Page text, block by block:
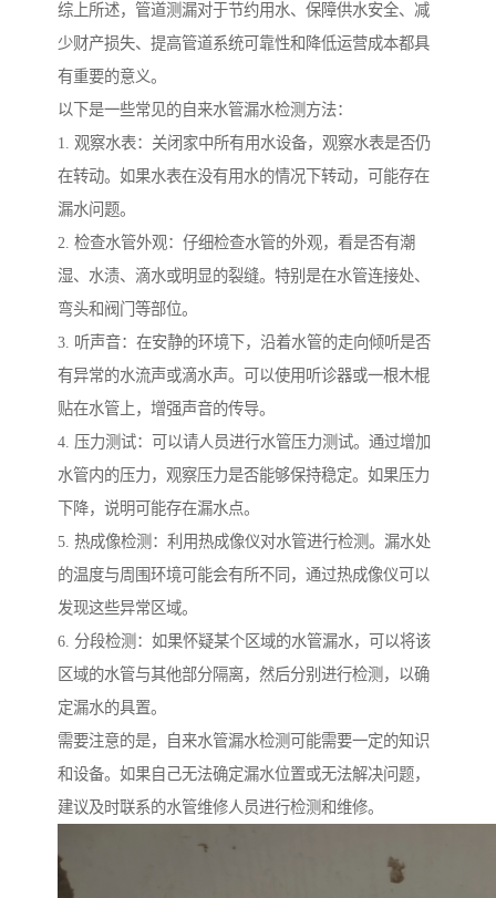
综上所述，管道测漏对于节约用水、保障供水安全、减
少财产损失、提高管道系统可靠性和降低运营成本都具
有重要的意义。
以下是一些常见的自来水管漏水检测方法：
1. 观察水表：关闭家中所有用水设备，观察水表是否仍
在转动。如果水表在没有用水的情况下转动，可能存在
漏水问题。
2. 检查水管外观：仔细检查水管的外观，看是否有潮
湿、水渍、滴水或明显的裂缝。特别是在水管连接处、
弯头和阀门等部位。
3. 听声音：在安静的环境下，沿着水管的走向倾听是否
有异常的水流声或滴水声。可以使用听诊器或一根木棍
贴在水管上，增强声音的传导。
4. 压力测试：可以请人员进行水管压力测试。通过增加
水管内的压力，观察压力是否能够保持稳定。如果压力
下降，说明可能存在漏水点。
5. 热成像检测：利用热成像仪对水管进行检测。漏水处
的温度与周围环境可能会有所不同，通过热成像仪可以
发现这些异常区域。
6. 分段检测：如果怀疑某个区域的水管漏水，可以将该
区域的水管与其他部分隔离，然后分别进行检测，以确
定漏水的具置。
需要注意的是，自来水管漏水检测可能需要一定的知识
和设备。如果自己无法确定漏水位置或无法解决问题，
建议及时联系的水管维修人员进行检测和维修。